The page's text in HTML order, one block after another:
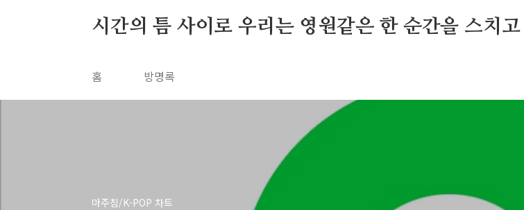
시간의 틈 사이로 우리는 영원같은 한 순간을 스치고
홈 방명록
마주침/K-POP 차트